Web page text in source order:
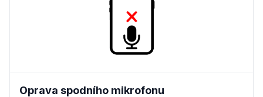
Oprava spodního mikrofonu